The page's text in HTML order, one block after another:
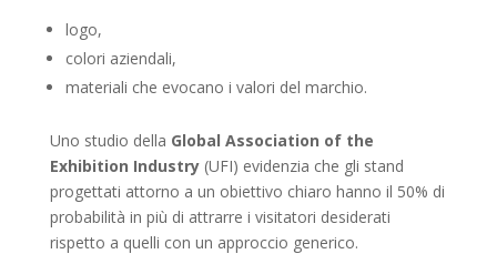
logo,
colori aziendali,
materiali che evocano i valori del marchio.
Uno studio della Global Association of the
Exhibition Industry(UFI) evidenzia che gli stand
progettati attorno a un obiettivo chiaro hanno il 50% di
probabilità in più di attrarre i visitatori desiderati
rispetto a quelli con un approccio generico.